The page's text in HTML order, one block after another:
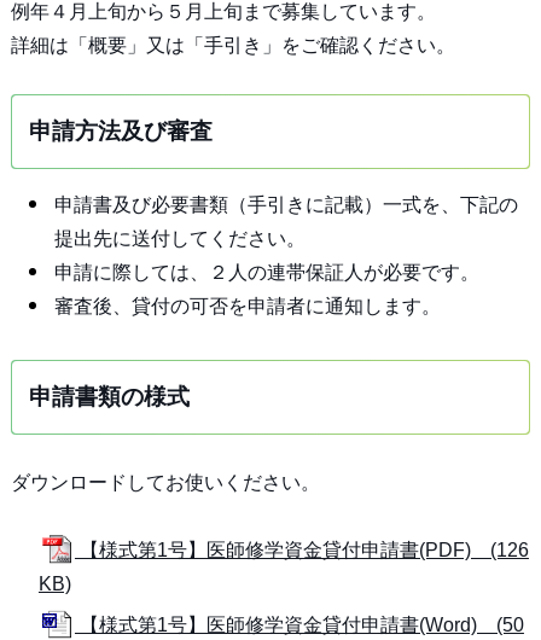
例年４月上旬から５月上旬まで募集しています。
詳細は「概要」又は「手引き」をご確認ください。
申請方法及び審査
申請書及び必要書類（手引きに記載）一式を、下記の
提出先に送付してください。
申請に際しては、２人の連帯保証人が必要です。
審査後、貸付の可否を申請者に通知します。
申請書類の様式
ダウンロードしてお使いください。
【様式第1号】医師修学資金貸付申請書(PDF) (126
KB)
【様式第1号】医師修学資金貸付申請書(Word) (50